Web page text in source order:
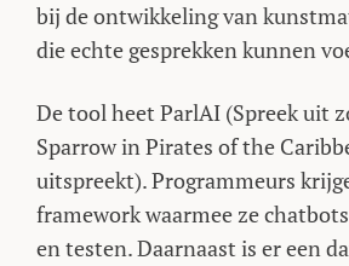
bij de ontwikkeling van
die echte gesprekken kunnen
De tool heet ParlAI (Spreek uit
Sparrow in Pirates of the
uitspreekt). Programmeurs
framework waarmee ze
en testen. Daarnaast is er een